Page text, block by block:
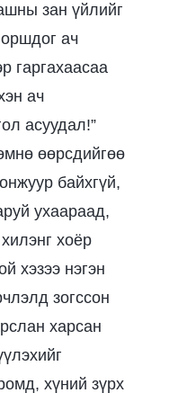
зан үйлийг
ач
гаргахаасаа
ач
асуудал!”
өөрсдийгөө
байхгүй,
ухаараад,
хоёр
хэзээ нэгэн
зогссон
харсан
хүний зүрх